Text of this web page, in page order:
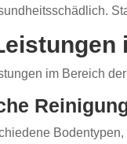
im Bereich der